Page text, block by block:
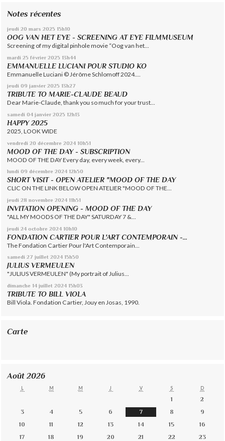
Notes récentes
jeudi 20 mars 2025 15h10
OOG VAN HET EYE - SCREENING AT EYE FILMMUSEUM
Screening of my digital pinhole movie “Oog van het...
mardi 25 février 2025 13h44
EMMANUELLE LUCIANI POUR STUDIO KO
Emmanuelle Luciani © Jérôme Schlomoff 2024....
jeudi 09 janvier 2025 13h27
TRIBUTE TO MARIE-CLAUDE BEAUD
Dear Marie-Claude, thank you so much for your trust...
samedi 04 janvier 2025 12h13
HAPPY 2025
2025, LOOK WIDE
vendredi 20 décembre 2024 10h51
MOOD OF THE DAY - SUBSCRIPTION
MOOD OF THE DAY Every day, every week, every...
lundi 09 décembre 2024 12h50
SHORT VISIT - OPEN ATELIER "MOOD OF THE DAY
CLIC ON THE LINK BELOW OPEN ATELIER "MOOD OF THE...
jeudi 28 novembre 2024 11h51
INVITATION OPENING - MOOD OF THE DAY
"ALL MY MOODS OF THE DAY" SATURDAY 7 &...
jeudi 24 octobre 2024 10h10
FONDATION CARTIER POUR L'ART CONTEMPORAIN -...
The Fondation Cartier Pour l'Art Contemporain...
samedi 27 juillet 2024 15h50
JULIUS VERMEULEN
"JULIUS VERMEULEN" (My portrait of Julius...
dimanche 14 juillet 2024 15h03
TRIBUTE TO BILL VIOLA
Bill Viola. Fondation Cartier, Jouy en Josas, 1990.
Carte
Août 2026
L M M J V S D
1
2
3
4 5 6 7 8
9
10
11 12 13 14 15
16
17
18 19 20 21 22
23